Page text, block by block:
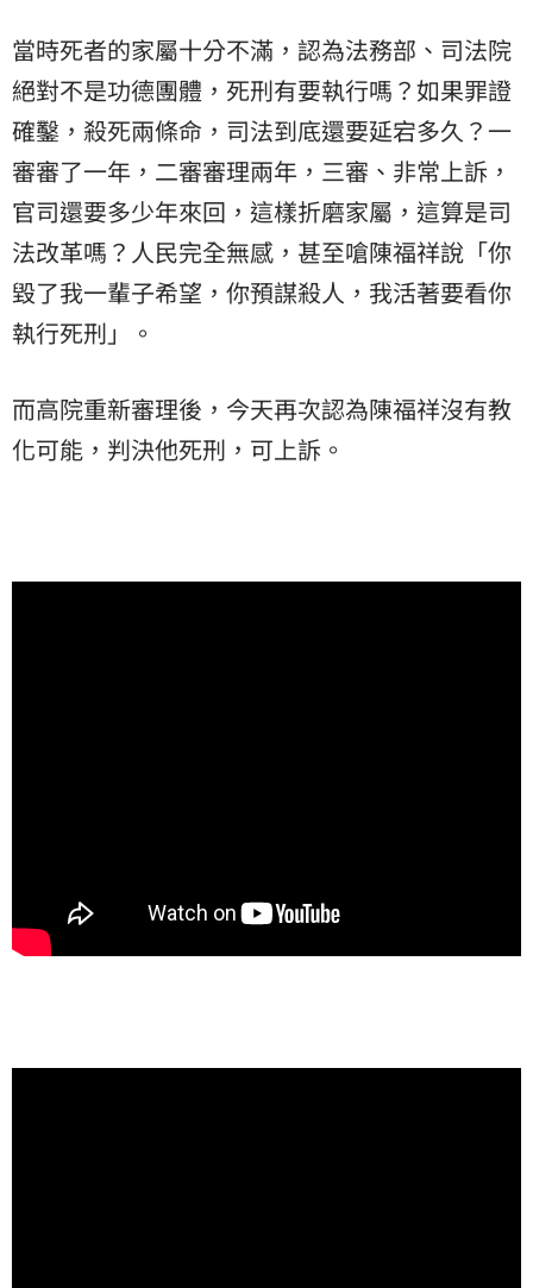
當時死者的家屬十分不滿，認為法務部、司法院
絕對不是功德團體，死刑有要執行嗎？如果罪證
確鑿，殺死兩條命，司法到底還要延宕多久？一
審審了一年，二審審理兩年，三審、非常上訴，
官司還要多少年來回，這樣折磨家屬，這算是司
法改革嗎？人民完全無感，甚至嗆陳福祥說「你
毀了我一輩子希望，你預謀殺人，我活著要看你
執行死刑」。
而高院重新審理後，今天再次認為陳福祥沒有教
化可能，判決他死刑，可上訴。